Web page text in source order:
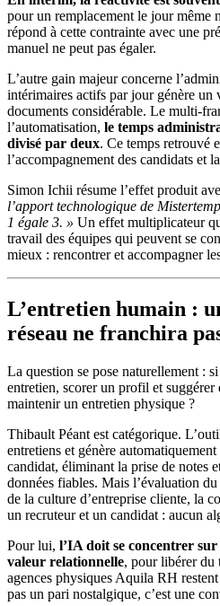
pour un remplacement le jour même
répond à cette contrainte avec une
manuel ne peut pas égaler.
L’autre gain majeur concerne
intérimaires actifs par jour génère un
documents considérable. Le multi-
l’automatisation, le temps
divisé par deux. Ce temps retrouvé
l’accompagnement des candidats et
Simon Ichii résume l’effet produit
l’apport technologique de
1 égale 3. » Un effet multiplicateur
travail des équipes qui peuvent se
mieux : rencontrer et accompagner
L’entretien humain :
réseau ne franchira
La question se pose naturellement :
entretien, scorer un profil et suggérer
maintenir un entretien physique ?
Thibault Péant est catégorique.
entretiens et génère
candidat, éliminant la prise de notes
données fiables. Mais l’évaluation
de la culture d’entreprise cliente, la
un recruteur et un candidat : aucun
Pour lui, l’IA doit se concentrer
valeur relationnelle, pour libérer du
agences physiques Aquila RH
pas un pari nostalgique, c’est une